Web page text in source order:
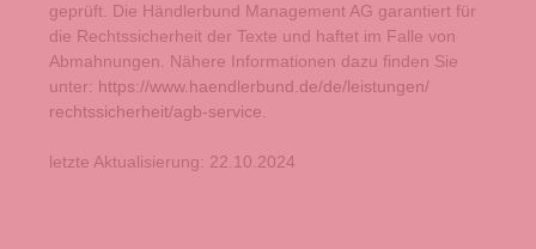
geprüft. Die Händlerbund Management AG garantiert für
die Rechtssicherheit der Texte und haftet im Falle von
Abmahnungen. Nähere Informationen dazu finden Sie
unter: https://www.haendlerbund.de/de/leistungen/
rechtssicherheit/agb-service
letzte Aktualisierung: 22.10.2024